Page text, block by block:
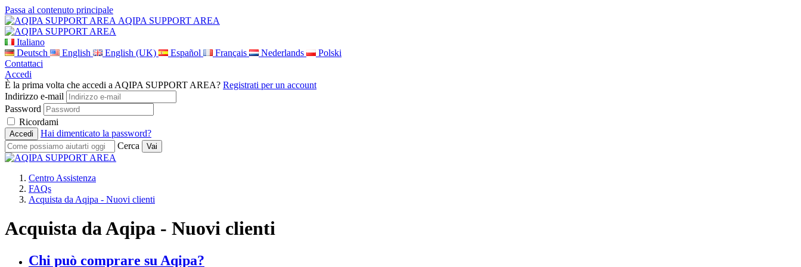
Passa al contenuto principale
AQIPA SUPPORT AREA
Italiano
Deutsch
English English (UK) Español Français Nederlands
Polski
Contattaci
Accedi
È la prima volta che accedi a AQIPA SUPPORT AREA? Registrati per un account
Indirizzo e-mail
Password
Ricordami
Hai dimenticato la password?
Cerca
Centro Assistenza
FAQs
Acquista da Aqipa - Nuovi clienti
Acquista da Aqipa - Nuovi clienti
Chi può comprare su Aqipa?